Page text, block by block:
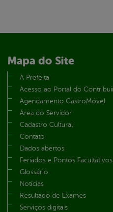
Mapa do Site
A Prefeita
Acesso ao Portal do
Agendamento CastroMóvel
Área do Servidor
Cadastro Cultural
Contato
Dados abertos
Feriados e Pontos Facultativos
Glossário
Notícias
Resultado de Exames
Serviços digitais